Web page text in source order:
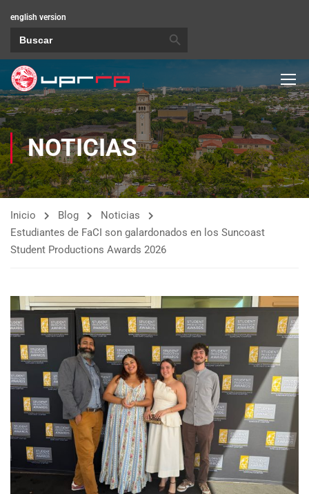
english version
NOTICIAS
Inicio Blog
Noticias
Estudiantes de FaCI son galardonados en los Suncoast
Student Productions Awards 2026